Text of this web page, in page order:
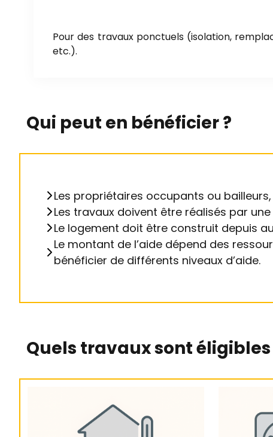
Pour des travaux ponctuels (isolation,
etc.).
Qui peut en bénéficier ?
Les propriétaires occupants ou
Les travaux doivent être réalisés par
Le logement doit être construit depuis
Le montant de l’aide dépend des
bénéficier de différents niveaux d’aide.
Quels travaux sont éligibles